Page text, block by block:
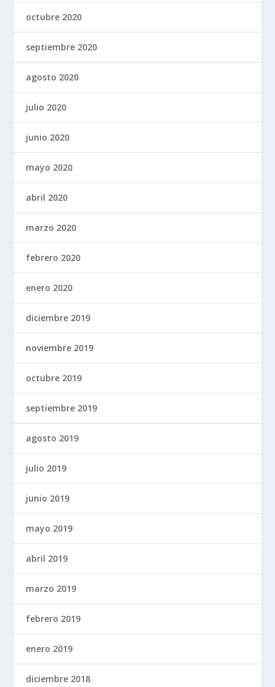
octubre 2020
septiembre 2020
agosto 2020
julio 2020
junio 2020
mayo 2020
abril 2020
marzo 2020
febrero 2020
enero 2020
diciembre 2019
noviembre 2019
octubre 2019
septiembre 2019
agosto 2019
julio 2019
junio 2019
mayo 2019
abril 2019
marzo 2019
febrero 2019
enero 2019
diciembre 2018